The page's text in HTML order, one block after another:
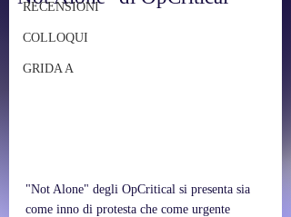
RECENSIONI
COLLOQUI
GRIDA A
"Not Alone" degli OpCritical si presenta sia
come inno di protesta che come urgente